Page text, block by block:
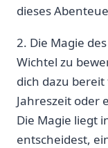
dieses
2. Die Magie
Wichtel zu
dich dazu
Jahreszeit oder
Die Magie liegt
entscheidest,